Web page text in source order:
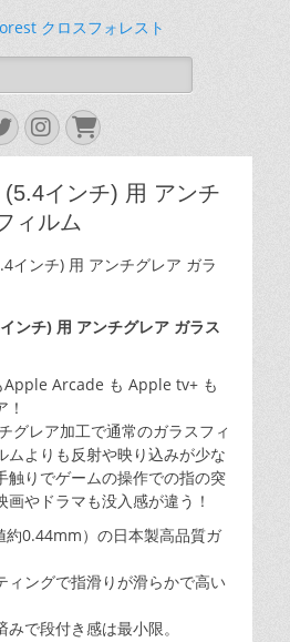
CROSS FOREST
素敵な融合を
Instagram
お
買
物
ゴ
インチ) 用 アンチ
ィルム
ンチ) 用 アンチグレア ガラス
Apple Arcade も Apple tv+ も
グレア加工で通常のガラスフィ
ムよりも反射や映り込みが少な
触りでゲームの操作での指の突
やドラマも没入感が違う！
0.44mm）の日本製高品質ガ
ィングで指滑りが滑らかで高い
で段付き感は最小限。